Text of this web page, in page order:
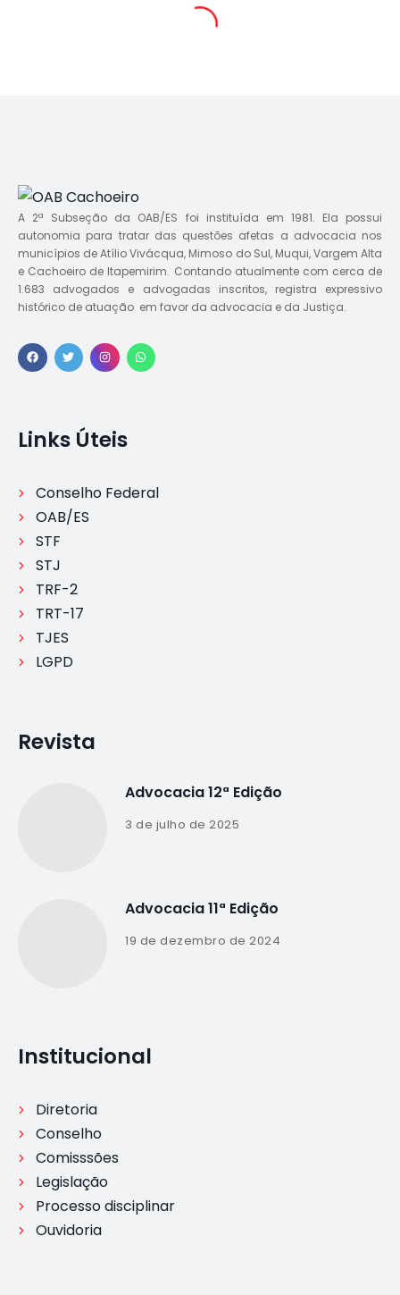
A 2ª Subseção da OAB/ES foi instituída em 1981. Ela possui
autonomia para tratar das questões afetas a advocacia nos
municípios de Atílio Vivácqua, Mimoso do Sul, Muqui, Vargem Alta
e Cachoeiro de Itapemirim. Contando atualmente com cerca de
1.683 advogados e advogadas inscritos, registra expressivo
histórico de atuação em favor da advocacia e da Justiça.
Links Úteis
Conselho Federal
OAB/ES
STF
STJ
TRF-2
TRT-17
TJES
LGPD
Revista
Advocacia 12ª Edição
3 de julho de 2025
Advocacia 11ª Edição
19 de dezembro de 2024
Institucional
Diretoria
Conselho
Comisssões
Legislação
Processo disciplinar
Ouvidoria